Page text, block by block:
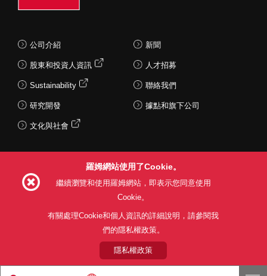
公司介紹
股東和投資人資訊
Sustainability
研究開發
文化與社會
新聞
人才招募
聯絡我們
據點和旗下公司
利用目的 隱私權政策
關於本公司產品銷售之標準條款(PDF)
羅姆網站使用了Cookie。
繼續瀏覽和使用羅姆網站，即表示您同意使用
Cookie。
有關處理Cookie和個人資訊的詳細說明，請參閱我
們的隱私權政策。
隱私權政策